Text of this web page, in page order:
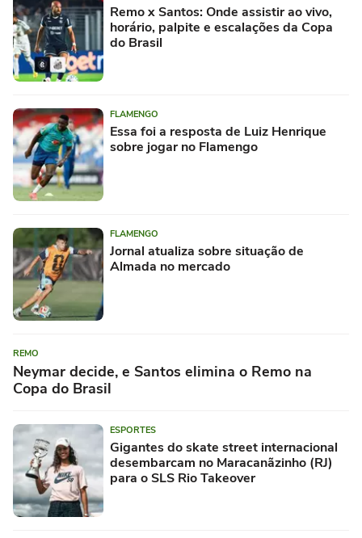
Remo x Santos: Onde assistir ao vivo,
horário, palpite e escalações da Copa
do Brasil
FLAMENGO
Essa foi a resposta de Luiz Henrique
sobre jogar no Flamengo
FLAMENGO
Jornal atualiza sobre situação de
Almada no mercado
REMO
Neymar decide, e Santos elimina o Remo na
Copa do Brasil
ESPORTES
Gigantes do skate street internacional
desembarcam no Maracanãzinho (RJ)
para o SLS Rio Takeover